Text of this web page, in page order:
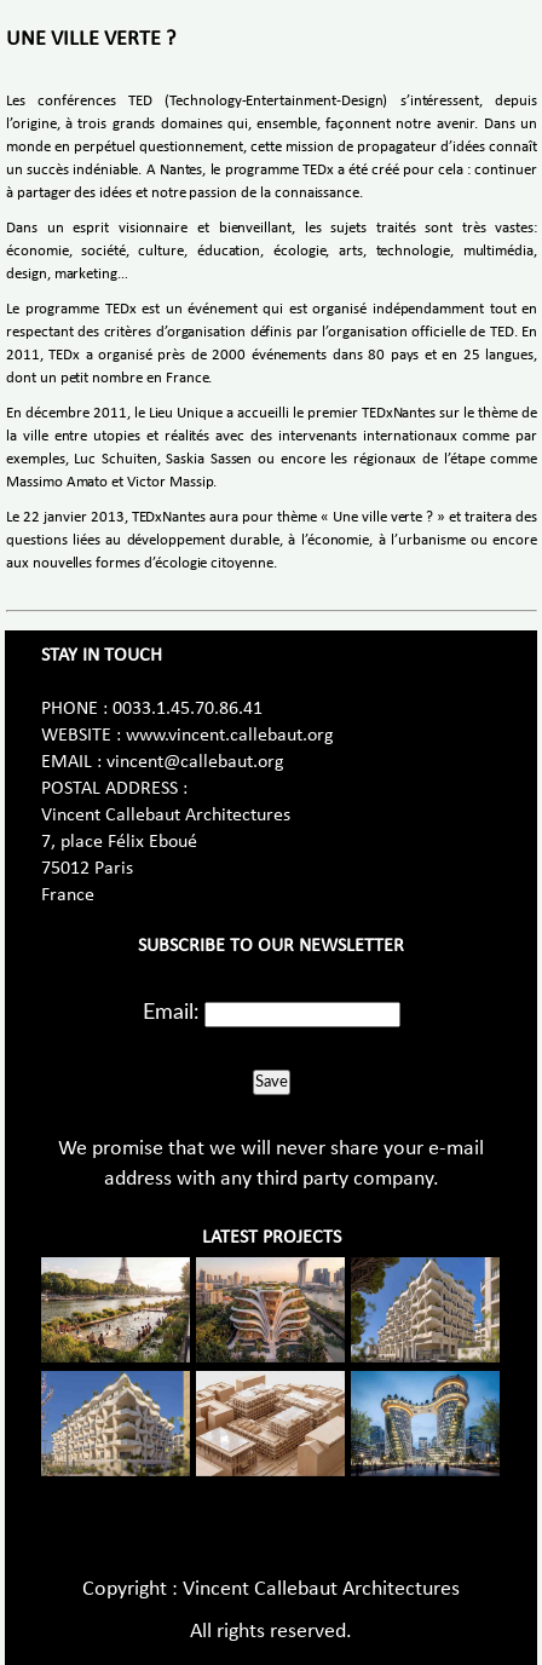
UNE VILLE VERTE ?
Les conférences TED (Technology-Entertainment-Design) s’intéressent, depuis
l’origine, à trois grands domaines qui, ensemble, façonnent notre avenir. Dans un
monde en perpétuel questionnement, cette mission de propagateur d’idées connaît
un succès indéniable. A Nantes, le programme TEDx a été créé pour cela : continuer
à partager des idées et notre passion de la connaissance.
Dans un esprit visionnaire et bienveillant, les sujets traités sont très vastes:
économie, société, culture, éducation, écologie, arts, technologie, multimédia,
design, marketing…
Le programme TEDx est un événement qui est organisé indépendamment tout en
respectant des critères d’organisation définis par l’organisation officielle de TED. En
2011, TEDx a organisé près de 2000 événements dans 80 pays et en 25 langues,
dont un petit nombre en France.
En décembre 2011, le Lieu Unique a accueilli le premier TEDxNantes sur le thème de
la ville entre utopies et réalités avec des intervenants internationaux comme par
exemples, Luc Schuiten, Saskia Sassen ou encore les régionaux de l’étape comme
Massimo Amato et Victor Massip.
Le 22 janvier 2013, TEDxNantes aura pour thème « Une ville verte ? » et traitera des
questions liées au développement durable, à l’économie, à l’urbanisme ou encore
aux nouvelles formes d’écologie citoyenne.
STAY IN TOUCH
PHONE : 0033.1.45.70.86.41
WEBSITE : www.vincent.callebaut.org
EMAIL : vincent@callebaut.org
POSTAL ADDRESS :
Vincent Callebaut Architectures
7, place Félix Eboué
75012 Paris
France
SUBSCRIBE TO OUR NEWSLETTER
Email:
Save
We promise that we will never share your e-mail
address with any third party company.
LATEST PROJECTS
Copyright : Vincent Callebaut Architectures
All rights reserved.